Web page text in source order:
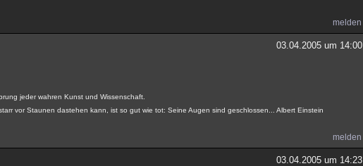
melden
03.04.2005 um 14:00
jeder wahren Kunst und Wissenschaft.
vor Staunen dastehen kann, ist so gut wie tot: Seine Augen sind geschlossen... Albert Einstein
melden
03.04.2005 um 14:23